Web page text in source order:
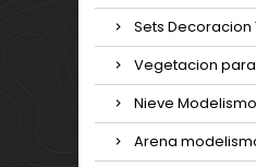
Sets Decoracion
Vegetacion
Nieve
Arena